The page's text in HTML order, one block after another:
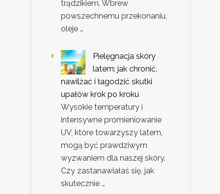
trądzikiem. Wbrew
powszechnemu przekonaniu,
oleje …
Pielęgnacja skóry
latem: jak chronić,
nawilżać i łagodzić skutki
upałów krok po kroku
Wysokie temperatury i
intensywne promieniowanie
UV, które towarzyszy latem,
mogą być prawdziwym
wyzwaniem dla naszej skóry.
Czy zastanawiałaś się, jak
skutecznie …